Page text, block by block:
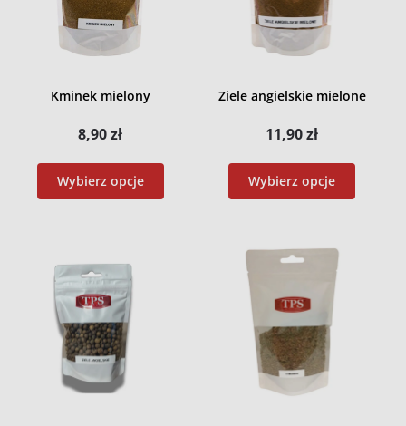
Kminek mielony
8,90zł
Wybierz opcje
Ziele angielskie mielone
11,90zł
Wybierz opcje